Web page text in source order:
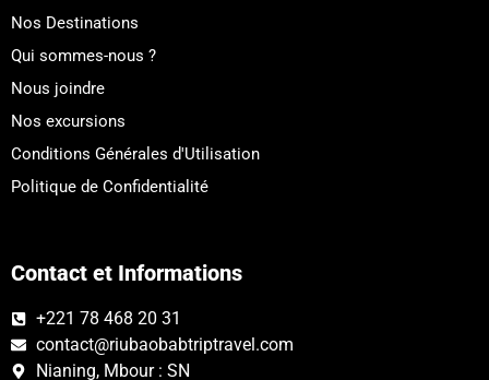
Nos Destinations
Qui sommes-nous ?
Nous joindre
Nos excursions
Conditions Générales d'Utilisation
Politique de Confidentialité
Contact et Informations
+221 78 468 20 31
contact@riubaobabtriptravel.com
Nianing, Mbour : SN